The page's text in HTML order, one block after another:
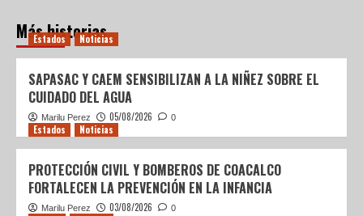
Más historias
Estados Noticias
SAPASAC Y CAEM SENSIBILIZAN A LA NIÑEZ SOBRE EL
CUIDADO DEL AGUA
Marilu Perez 05/08/2026 0
Estados Noticias
PROTECCIÓN CIVIL Y BOMBEROS DE COACALCO
FORTALECEN LA PREVENCIÓN EN LA INFANCIA
Marilu Perez 03/08/2026 0